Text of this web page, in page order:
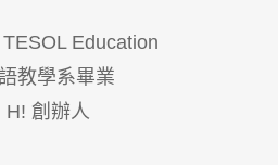
Education
教學系畢業
H! 創辦人